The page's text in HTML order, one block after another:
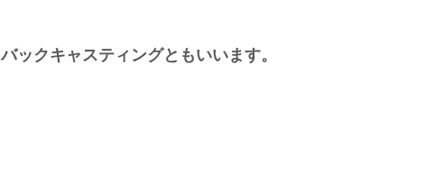
ックキャスティングともいいます。